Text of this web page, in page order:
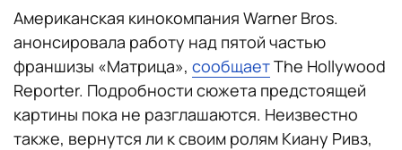
Американская кинокомпания Warner Bros.
анонсировала работу над пятой частью
франшизы «Матрица», сообщаетThe Hollywood
Reporter. Подробности сюжета предстоящей
картины пока не разглашаются. Неизвестно
также, вернутся ли к своим ролям Киану Ривз,